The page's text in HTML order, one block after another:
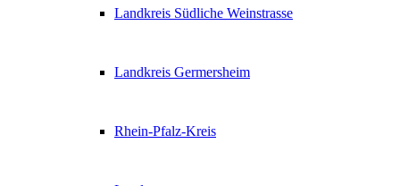
Landkreis Südliche Weinstrasse
Landkreis Germersheim
Rhein-Pfalz-Kreis